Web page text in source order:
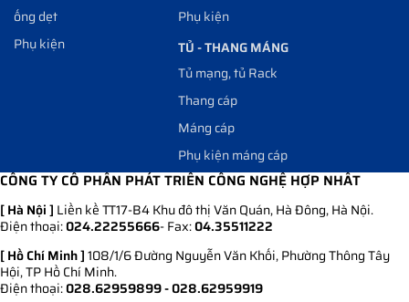
ống dẹt
Phụ kiện
Phụ kiện
TỦ - THANG MÁNG
Tủ mạng, tủ Rack
Thang cáp
Máng cáp
Phụ kiện máng cáp
CÔNG TY CỔ PHẦN PHÁT TRIỂN CÔNG NGHỆ HỢP NHẤT
[ Hà Nội ] Liền kề TT17-B4 Khu đô thị Văn Quán, Hà Đông, Hà Nội.
Điện thoại:024.22255666- Fax:04.35511222
[ Hồ Chí Minh ]108/1/6 Đường Nguyễn Văn Khối, Phường Thông Tây
Hội, TP Hồ Chí Minh.
Điện thoại:028.62959899 - 028.62959919